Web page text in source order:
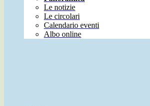
Le notizie
Le circolari
Calendario eventi
Albo online